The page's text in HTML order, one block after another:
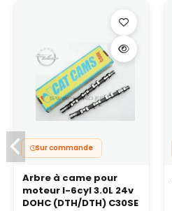
Sur commande
Arbre à came pour
moteur I-6cyl 3.0L 24v
DOHC (DTH/DTH) C30SE